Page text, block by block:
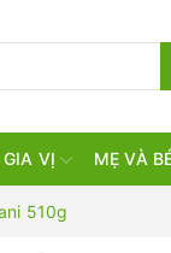
GIA VỊ MẸ VÀ
510g